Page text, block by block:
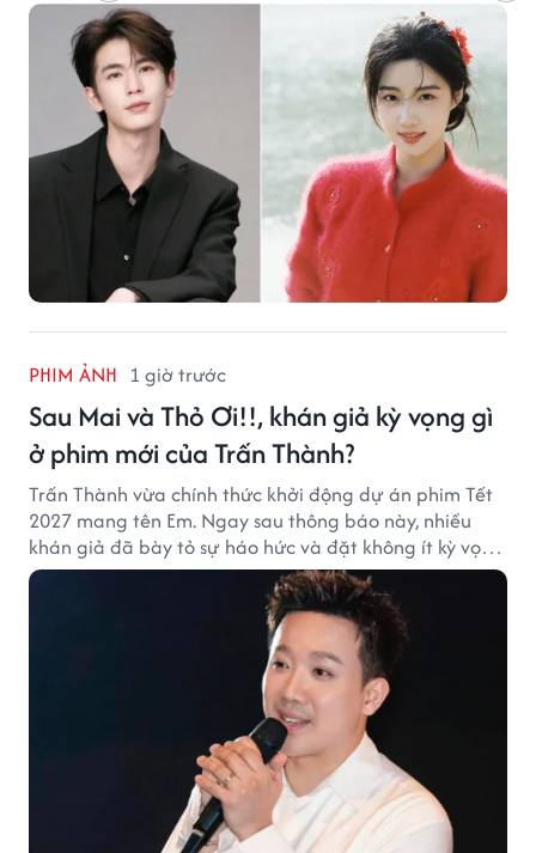
PHIM ẢNH 1 giờ trước
Sau Mai và Thỏ Ơi!!, khán giả kỳ vọng gì
ở phim mới của Trấn Thành?
Trấn Thành vừa chính thức khởi động dự án phim Tết
2027 mang tên Em. Ngay sau thông báo này, nhiều
khán giả đã bày tỏ sự háo hức và đặt không ít kỳ vọng
vào bộ phim mới của Trấn Thành.